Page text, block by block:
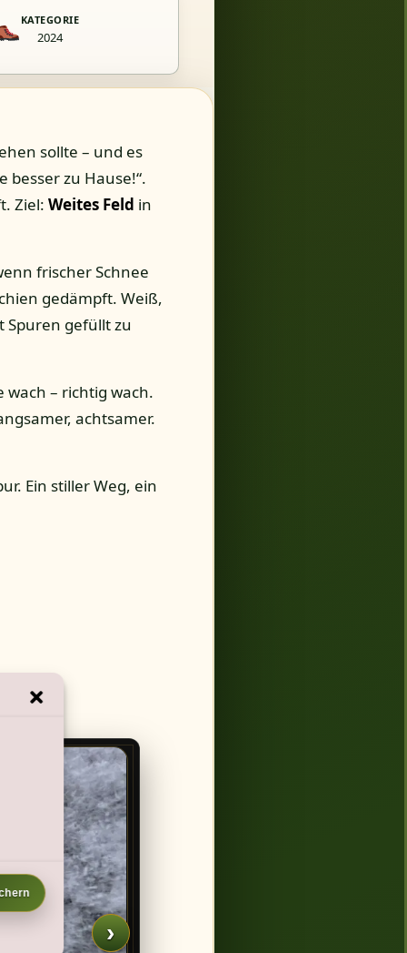
KATEGORIE
2024
sollte – und es
zu Hause!“.
Ziel: Weites Feld in
frischer Schnee
gedämpft. Weiß,
Spuren gefüllt zu
wach – richtig wach.
achtsamer.
Ein stiller Weg, ein
›